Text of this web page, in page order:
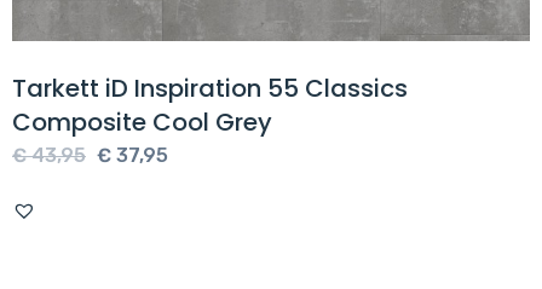
Tarkett iD Inspiration 55 Classics
Composite Cool Grey
€43,95 Oorspronkelijke
€ 37,95